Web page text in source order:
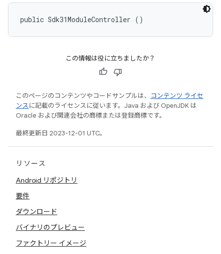
public Sdk31ModuleController ()
この情報は役に立ちましたか？
このページのコンテンツやコードサンプルは、
コンテンツ ライセ
ンスに記載のライセンスに従います。Java および OpenJDK は
Oracle および関連会社の商標または登録商標です。
最終更新日 2023-12-01 UTC。
リソース
Android リポジトリ
要件
ダウンロード
バイナリのプレビュー
ファクトリー イメージ